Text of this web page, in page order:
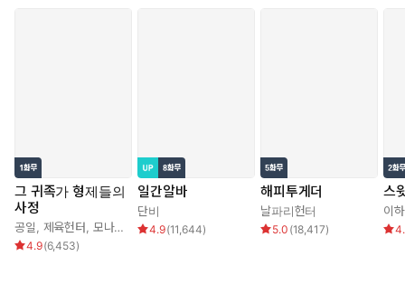
그 귀족가 형제들의
사정
공일, 제육헌터, 모나글로리아
4.9(6,453)
일간알바
단비
4.9(11,644)
해피투게더
날파리헌터
5.0 (18,417)
스
이